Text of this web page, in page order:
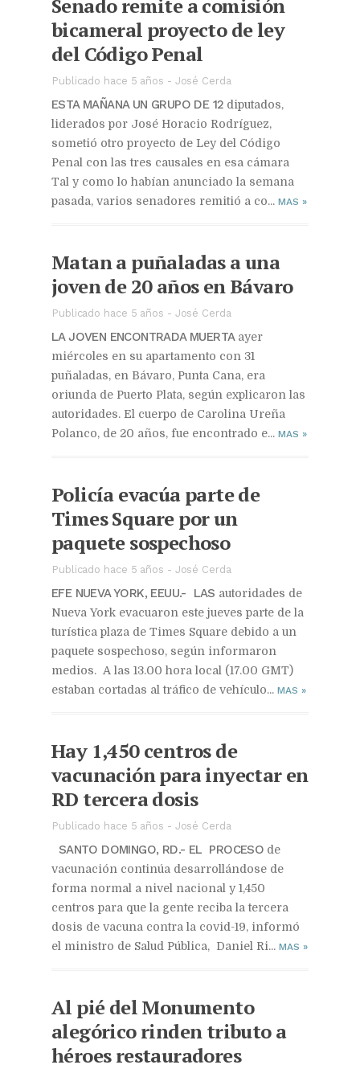
Senado remite a comisión
bicameral proyecto de ley
del Código Penal
Publicado hace 5 años - José Cerda
ESTA MAÑANA UN GRUPO DE 12 diputados,
liderados por José Horacio Rodríguez,
sometió otro proyecto de Ley del Código
Penal con las tres causales en esa cámara
Tal y como lo habían anunciado la semana
pasada, varios senadores remitió a co... MAS »
Matan a puñaladas a una
joven de 20 años en Bávaro
Publicado hace 5 años - José Cerda
LA JOVEN ENCONTRADA MUERTA ayer
miércoles en su apartamento con 31
puñaladas, en Bávaro, Punta Cana, era
oriunda de Puerto Plata, según explicaron las
autoridades. El cuerpo de Carolina Ureña
Polanco, de 20 años, fue encontrado e... MAS »
Policía evacúa parte de
Times Square por un
paquete sospechoso
Publicado hace 5 años - José Cerda
EFE NUEVA YORK, EEUU.- LAS autoridades de
Nueva York evacuaron este jueves parte de la
turística plaza de Times Square debido a un
paquete sospechoso, según informaron
medios. A las 13.00 hora local (17.00 GMT)
estaban cortadas al tráfico de vehículo... MAS »
Hay 1,450 centros de
vacunación para inyectar en
RD tercera dosis
Publicado hace 5 años - José Cerda
SANTO DOMINGO, RD.- EL PROCESO de
vacunación continúa desarrollándose de
forma normal a nivel nacional y 1,450
centros para que la gente reciba la tercera
dosis de vacuna contra la covid-19, informó
el ministro de Salud Pública, Daniel Ri... MAS »
Al pié del Monumento
alegórico rinden tributo a
héroes restauradores